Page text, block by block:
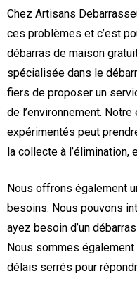
Chez Artisans
ces problèmes et c’est
débarras de maison
spécialisée dans le
fiers de proposer un
de l’environnement.
expérimentés peut
la collecte à
Nous offrons également
besoins. Nous pouvons
ayez besoin d’un
Nous sommes
délais serrés pour